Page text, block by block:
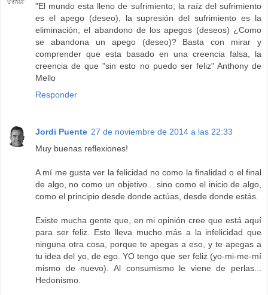
"El mundo esta lleno de sufrimiento, la raíz del sufrimiento
es el apego (deseo), la supresión del sufrimiento es la
eliminación, el abandono de los apegos (deseos) ¿Como
se abandona un apego (deseo)? Basta con mirar y
comprender que esta basado en una creencia falsa, la
creencia de que "sin esto no puedo ser feliz" Anthony de
Mello
Responder
Jordi Puente 27 de noviembre de 2014 a las 22:33
Muy buenas reflexiones!
A mí me gusta ver la felicidad no como la finalidad o el final
de algo, no como un objetivo... sino como el inicio de algo,
como el principio desde donde actúas, desde donde estás.
Existe mucha gente que, en mi opinión cree que está aquí
para ser feliz. Esto lleva mucho más a la infelicidad que
ninguna otra cosa, porque te apegas a eso, y te apegas a
tu idea del yo, de ego. YO tengo que ser feliz (yo-mi-me-mí
mismo de nuevo). Al consumismo le viene de perlas...
Hedonismo.